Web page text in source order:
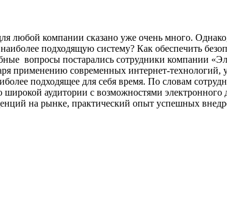
любой компании сказано уже очень много.
подходящую систему? Как обеспечить
вопросы постарались сотрудники компании
применению современных интернет-технологий,
подходящее для себя время. По словам
аудитории с возможностями
на рынке, практический опыт успешных